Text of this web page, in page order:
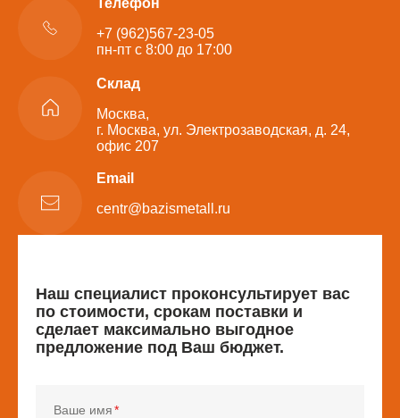
Телефон
+7 (962)567-23-05
пн-пт с 8:00 до 17:00
Склад
Москва,
г. Москва, ул. Электрозаводская, д. 24,
офис 207
Email
centr@bazismetall.ru
Наш специалист проконсультирует вас
по стоимости, срокам поставки и
сделает максимально выгодное
предложение под Ваш бюджет.
Ваше имя